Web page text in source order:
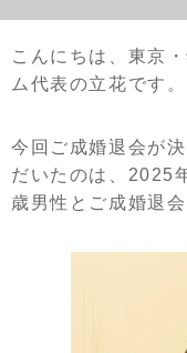
こんにちは、東京
ム代表の立花です。
今回ご成婚退会が
だいたのは、2025
歳男性とご成婚退